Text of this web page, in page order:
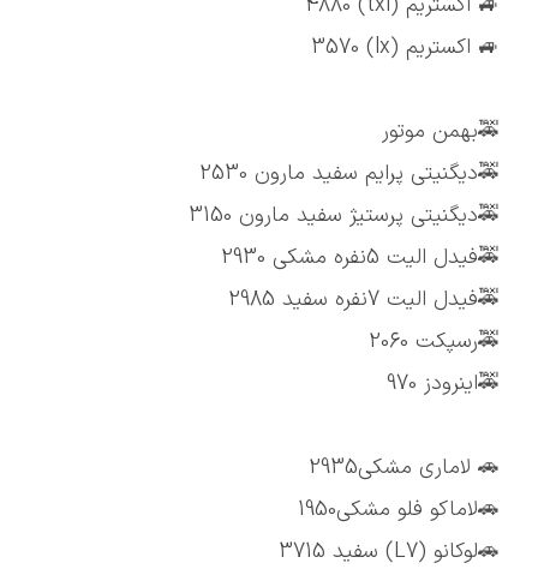
🚙 اکستریم (lx) 3570
🚕بهمن موتور
🚕دیگنیتی پرایم سفید مارون 2530
🚕دیگنیتی پرستیژ سفید مارون 3150
🚕فیدل الیت 5نفره مشکی 2930
🚕فیدل الیت 7نفره سفید 2985
🚕رسپکت 2060
🚕اینرودز 970
🚗 لاماری مشکی2935
🚗لاماکو فلو مشکی1950
🚗لوکانو (L7) سفید 3715